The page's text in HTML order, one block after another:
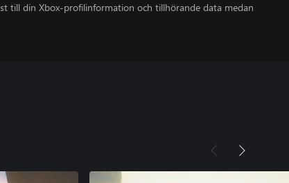
till din Xbox-profilinformation och tillhörande data medan